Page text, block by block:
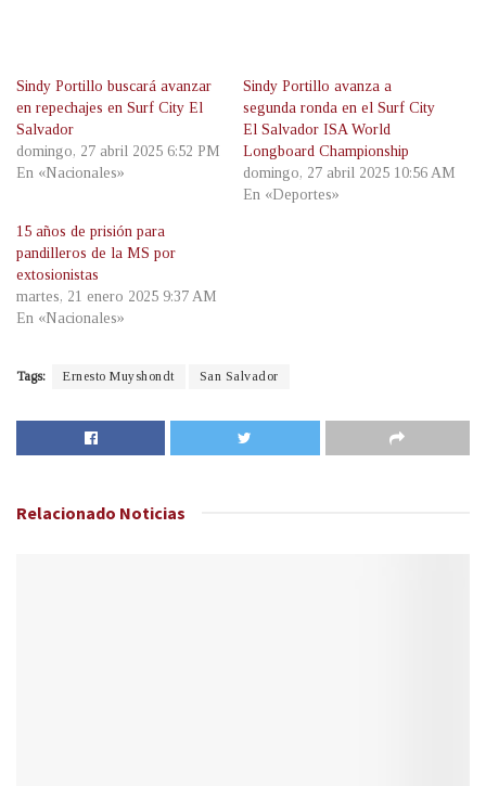
Sindy Portillo buscará avanzar
en repechajes en Surf City El
Salvador
domingo, 27 abril 2025 6:52 PM
En «Nacionales»
Sindy Portillo avanza a
segunda ronda en el Surf City
El Salvador ISA World
Longboard Championship
domingo, 27 abril 2025 10:56 AM
En «Deportes»
15 años de prisión para
pandilleros de la MS por
extosionistas
martes, 21 enero 2025 9:37 AM
En «Nacionales»
Tags: Ernesto Muyshondt San Salvador
Relacionado Noticias